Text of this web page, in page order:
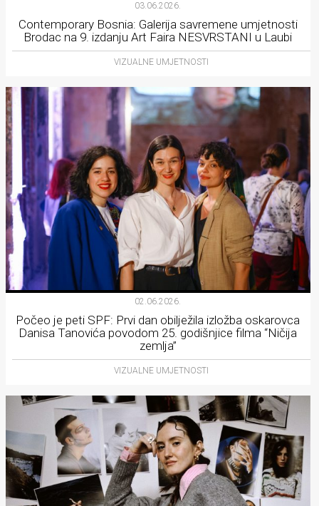
03.06.2026.
Contemporary Bosnia: Galerija savremene umjetnosti
Brodac na 9. izdanju Art Faira NESVRSTANI u Laubi
VIZUALNE UMJETNOSTI
02.06.2026.
Počeo je peti SPF: Prvi dan obilježila izložba oskarovca
Danisa Tanovića povodom 25. godišnjice filma “Ničija
zemlja”
VIZUALNE UMJETNOSTI